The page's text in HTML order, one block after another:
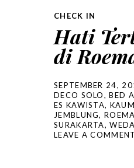
CHECK IN
Hati
di
SEPTEMBER 24,
DECO SOLO,BED
ES KAWISTA,
JEMBLUNG,
SURAKARTA,
LEAVE A COMMENT